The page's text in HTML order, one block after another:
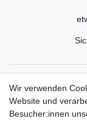
Wir verwenden
Website und
Besucher:innen